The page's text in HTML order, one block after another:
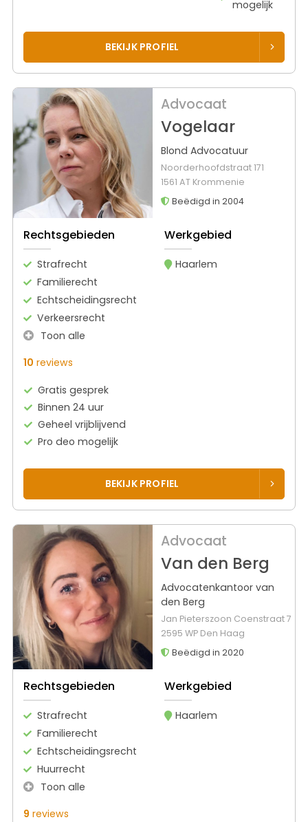
mogelijk
BEKIJK PROFIEL
Advocaat
Vogelaar
Blond Advocatuur
Noorderhoofdstraat 171
1561 AT Krommenie
Beëdigd in 2004
Rechtsgebieden
Strafrecht
Familierecht
Echtscheidingsrecht
Verkeersrecht
Toon alle
Werkgebied
Haarlem
10 reviews
Gratis gesprek
Binnen 24 uur
Geheel vrijblijvend
Pro deo mogelijk
BEKIJK PROFIEL
Advocaat
Van den Berg
Advocatenkantoor van
den Berg
Jan Pieterszoon Coenstraat 7
2595 WP Den Haag
Beëdigd in 2020
Rechtsgebieden
Strafrecht
Familierecht
Echtscheidingsrecht
Huurrecht
Toon alle
Werkgebied
Haarlem
9 reviews